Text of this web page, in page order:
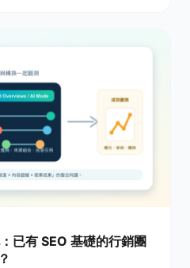
已有 SEO 基礎的行銷團